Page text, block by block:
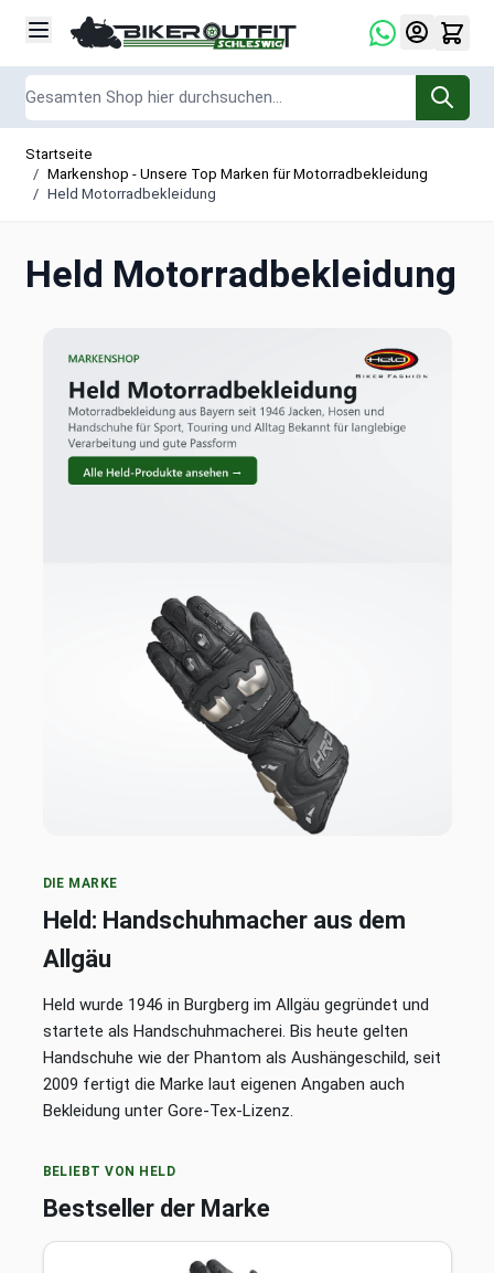
Startseite
/ Markenshop - Unsere Top Marken für Motorradbekleidung
/ Held Motorradbekleidung
Held Motorradbekleidung
DIE MARKE
Held: Handschuhmacher aus dem
Allgäu
Held wurde 1946 in Burgberg im Allgäu gegründet und
startete als Handschuhmacherei. Bis heute gelten
Handschuhe wie der Phantom als Aushängeschild, seit
2009 fertigt die Marke laut eigenen Angaben auch
Bekleidung unter Gore-Tex-Lizenz.
BELIEBT VON HELD
Bestseller der Marke